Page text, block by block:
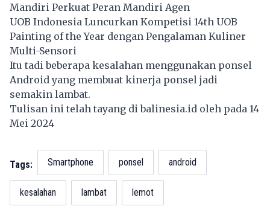
Mandiri Perkuat Peran Mandiri Agen
UOB Indonesia Luncurkan Kompetisi 14th UOB
Painting of the Year dengan Pengalaman Kuliner
Multi-Sensori
Itu tadi beberapa kesalahan menggunakan ponsel
Android yang membuat kinerja ponsel jadi
semakin lambat.
Tulisan ini telah tayang dibalinesia.id oleh pada 14
Mei 2024
Tags: Smartphone ponsel android
kesalahan lambat lemot